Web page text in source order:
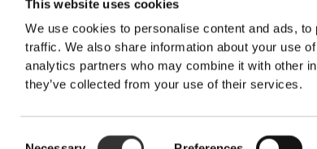
This website uses cookies
We use cookies to personalise content and ads,
traffic. We also share information about your use
analytics partners who may combine it with other
they’ve collected from your use of their services.